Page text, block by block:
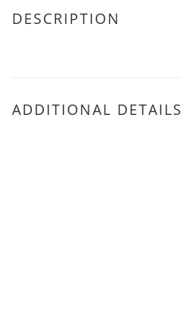
DESCRIPTION
ADDITIONAL DETAILS